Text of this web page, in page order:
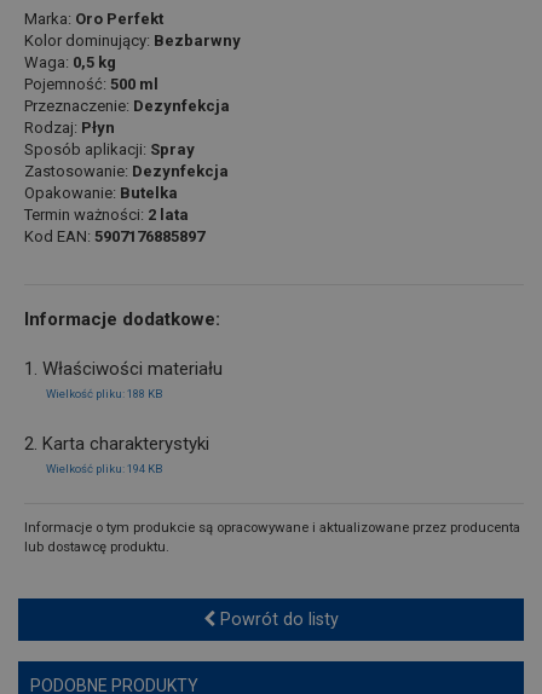
Marka: Oro Perfekt
Kolor dominujący: Bezbarwny
Waga: 0,5 kg
Pojemność: 500 ml
Przeznaczenie: Dezynfekcja
Rodzaj: Płyn
Sposób aplikacji: Spray
Zastosowanie: Dezynfekcja
Opakowanie: Butelka
Termin ważności: 2 lata
Kod EAN: 5907176885897
Informacje dodatkowe:
1. Właściwości materiału
Wielkość pliku: 188 KB
2. Karta charakterystyki
Wielkość pliku: 194 KB
Informacje o tym produkcie są opracowywane i aktualizowane przez producenta
lub dostawcę produktu.
Powrót do listy
PODOBNE PRODUKTY